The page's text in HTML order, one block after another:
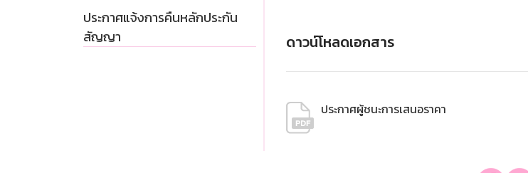
ประกาศแจ้งการคืนหลักประกัน
สัญญา
ดาวน์โหลดเอกสาร
ประกาศผู้ชนะการเสนอราคา